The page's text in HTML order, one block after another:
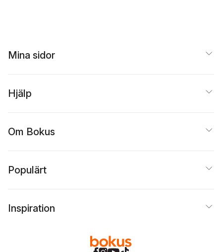
Mina sidor
Hjälp
Om Bokus
Populärt
Inspiration